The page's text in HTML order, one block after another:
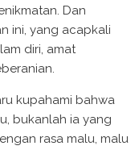
Dan
ini, yang acapkali
diri, amat
kupahami bahwa
bukanlah ia yang
rasa malu, malu